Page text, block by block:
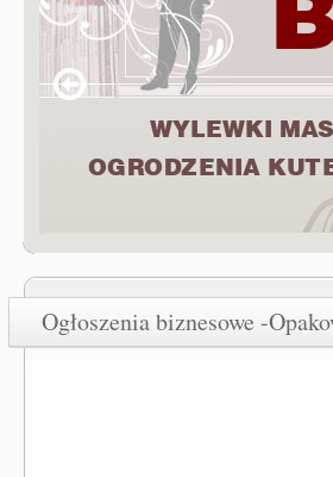
Ogłoszenia biznesowe -